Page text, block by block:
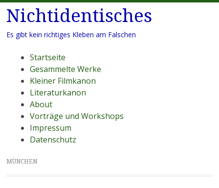
Nichtidentisches
Es gibt kein richtiges Kleben am Falschen
Menü
Zum
Inhalt
springen
Startseite
Gesammelte Werke
Kleiner Filmkanon
Literaturkanon
About
Vorträge und Workshops
Impressum
Datenschutz
MÜNCHEN